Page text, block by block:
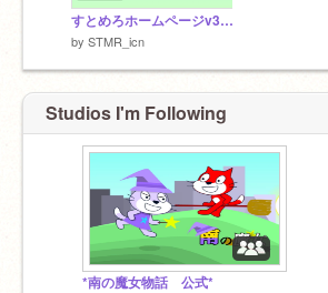
すとめろホームページv3.48
by STMR_icn
Studios I'm Following
*南の魔女物話 公式*